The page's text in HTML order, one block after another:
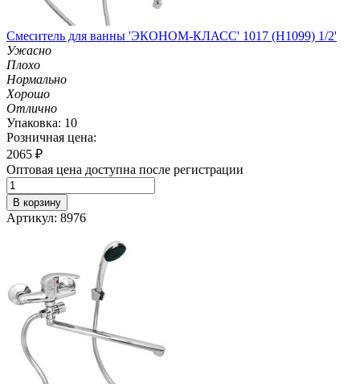
Смеситель для ванны 'ЭКОНОМ-КЛАСС' 1017 (H1099) 1/2'
Ужасно
Плохо
Нормально
Хорошо
Отлично
Упаковка: 10
Розничная цена:
2065 ₽
Оптовая цена доступна после регистрации
В корзину
Артикул: 8976